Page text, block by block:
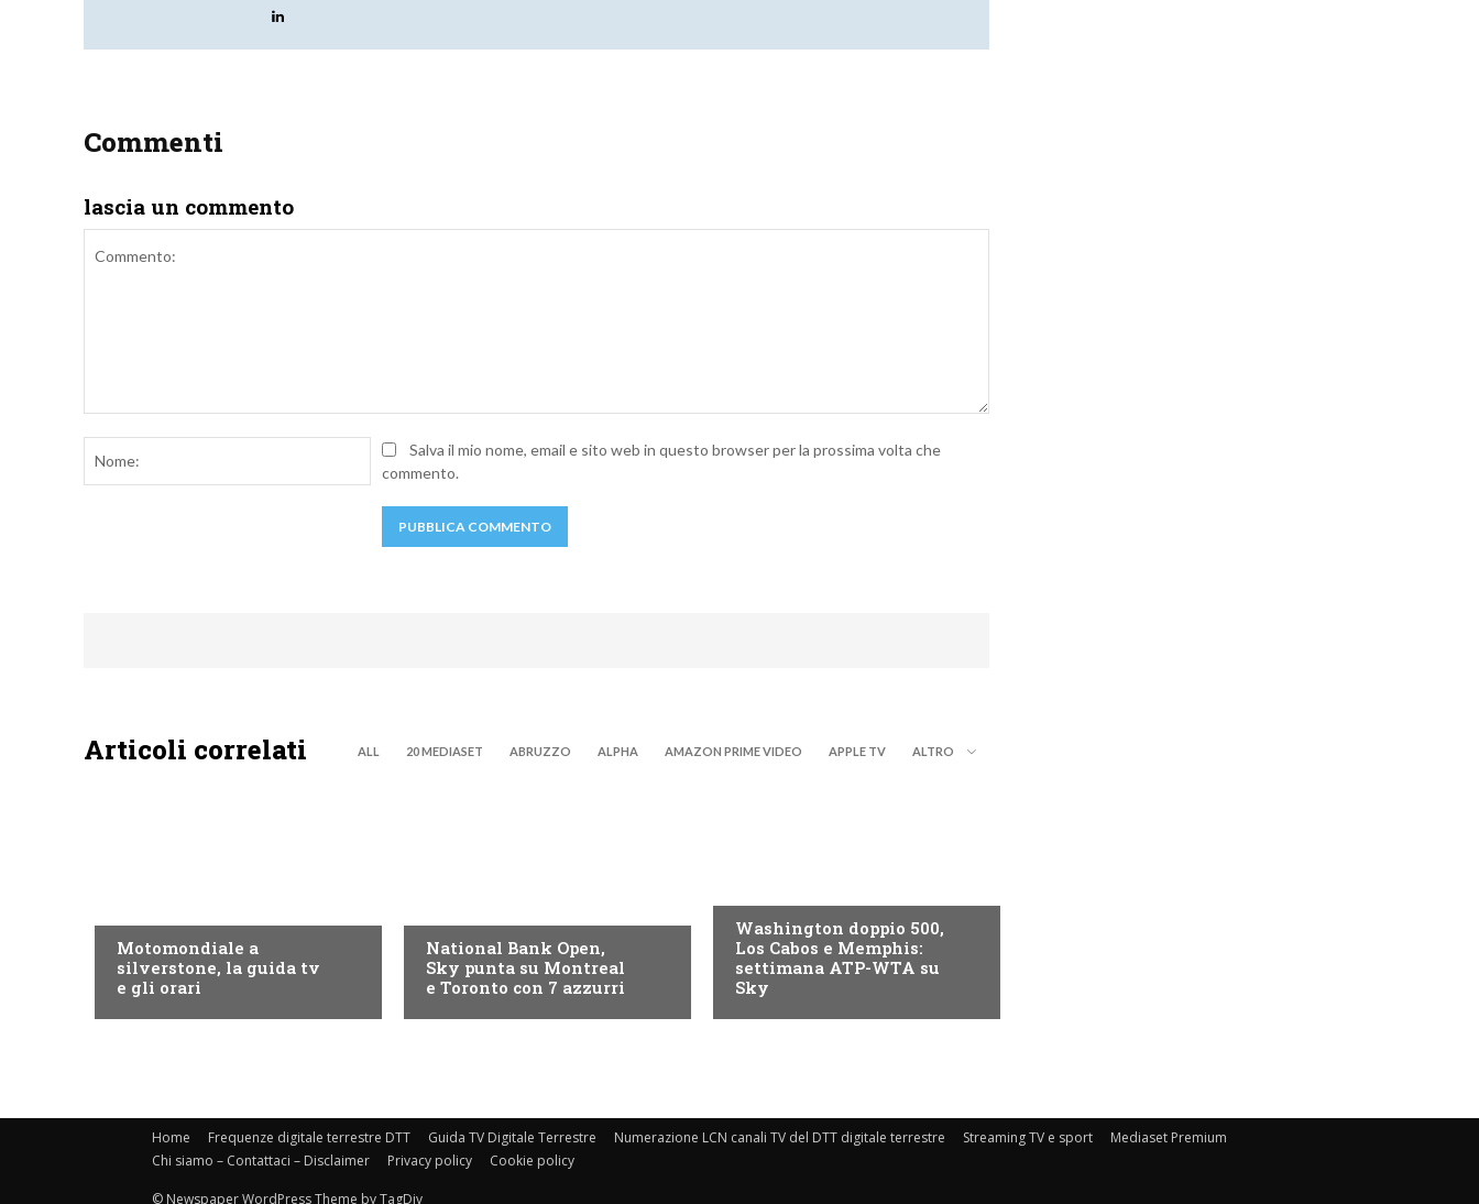
Commenti
lascia un commento
Nome:Salva il mio nome, email e sito web in questo browser per la prossima volta che
commento.
Articoli correlati ALL 20 MEDIASET ABRUZZO ALPHA AMAZON PRIME VIDEO APPLE TV ALTRO
Motomondiale a
silverstone, la guida tv
e gli orari
National Bank Open,
Sky punta su Montreal
e Toronto con 7 azzurri
Washington doppio 500,
Los Cabos e Memphis:
settimana ATP-WTA su
Sky
Home Frequenze digitale terrestre DTT Guida TV Digitale Terrestre Numerazione LCN canali TV del DTT digitale terrestre Streaming TV e sport
Mediaset Premium
Chi siamo – Contattaci – Disclaimer
Privacy policy Cookie policy
© Newspaper WordPress Theme by TagDiv